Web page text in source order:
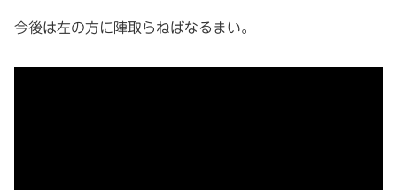
今後は左の方に陣取らねばなるまい。